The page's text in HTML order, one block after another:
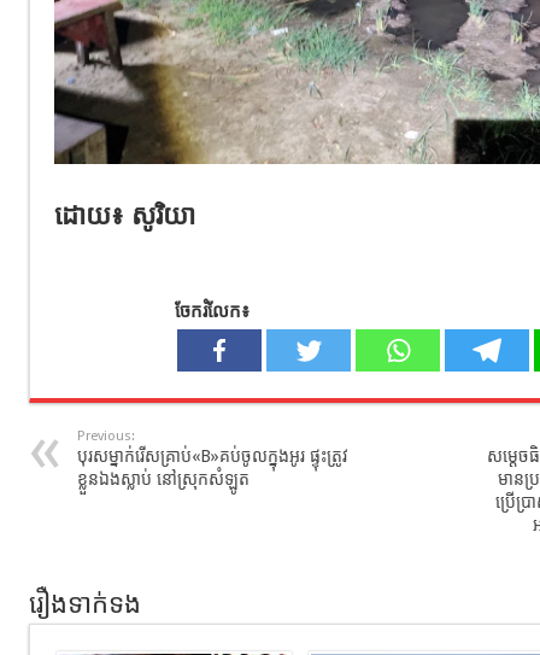
ដោយ៖ សូរិយា
ចែករំលែក៖
Previous:
បុរស​ម្នាក់​រើស​គ្រាប់«B»​គប់​ចូល​ក្នុង​អូរ ​ផ្ទុះ​ត្រូវ​
ខ្លួនឯង​ស្លាប់ នៅស្រុក​សំឡូត
សម្ដេច
មានប្
ប្រើប្រ
រឿងទាក់ទង